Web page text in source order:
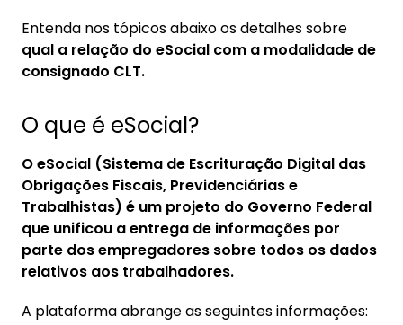
Entenda nos tópicos abaixo os detalhes sobre
qual a relação do eSocial com a modalidade de
consignado CLT.
O que é eSocial?
O eSocial (Sistema de Escrituração Digital das
Obrigações Fiscais, Previdenciárias e
Trabalhistas) é um projeto do Governo Federal
que unificou a entrega de informações por
parte dos empregadores sobre todos os dados
relativos aos trabalhadores.
A plataforma abrange as seguintes informações: